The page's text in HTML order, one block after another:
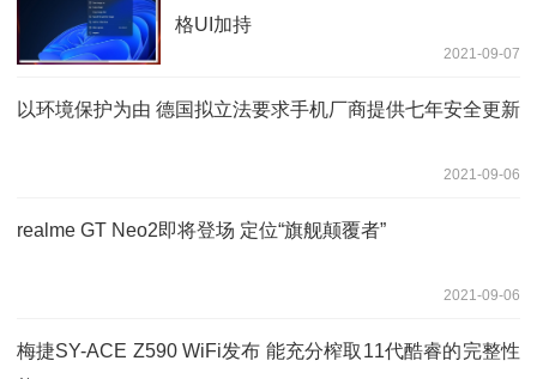
格UI加持
2021-09-07
以环境保护为由 德国拟立法要求手机厂商提供七年安全更新
2021-09-06
realme GT Neo2即将登场 定位“旗舰颠覆者”
2021-09-06
梅捷SY-ACE Z590 WiFi发布 能充分榨取11代酷睿的完整性